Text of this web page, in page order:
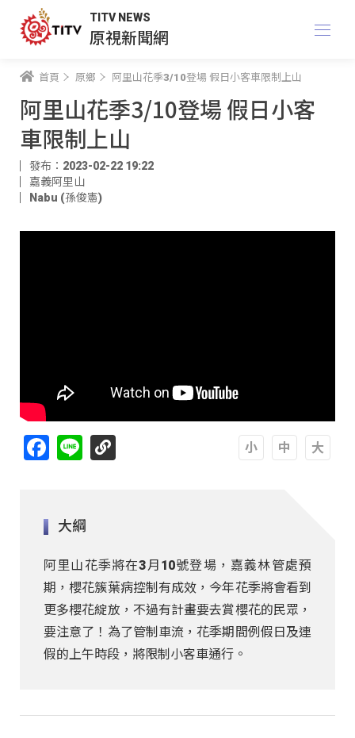
TITV NEWS
原視新聞網
首頁 原鄉 阿里山花季3/10登場 假日小客車限制上山
阿里山花季3/10登場 假日小客
車限制上山
發布：2023-02-22 19:22
嘉義阿里山
Nabu (孫俊憲)
Facebook
Line
大綱
阿里山花季將在3月10號登場，嘉義林管處預
期，櫻花簇葉病控制有成效，今年花季將會看到
更多櫻花綻放，不過有計畫要去賞櫻花的民眾，
要注意了！為了管制車流，花季期間例假日及連
假的上午時段，將限制小客車通行。